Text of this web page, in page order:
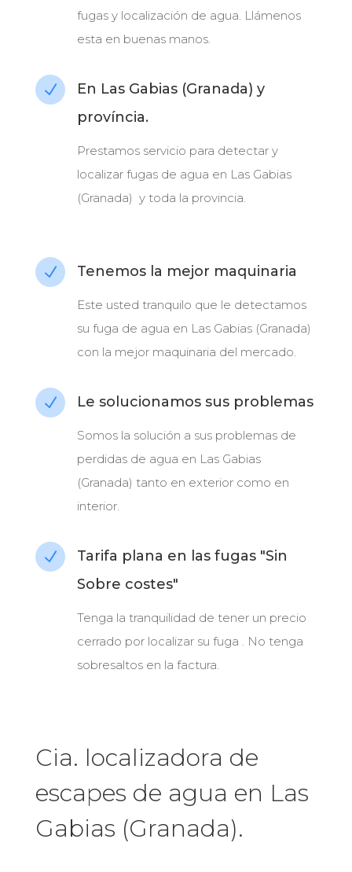
fugas y localización de agua. Llámenos
esta en buenas manos.
N
En Las Gabias (Granada) y
província.
Prestamos servicio para detectar y
localizar fugas de agua en Las Gabias
(Granada) y toda la provincia.
N Tenemos la mejor maquinaria
Este usted tranquilo que le detectamos
su fuga de agua en Las Gabias (Granada)
con la mejor maquinaria del mercado.
N Le solucionamos sus problemas
Somos la solución a sus problemas de
perdidas de agua en Las Gabias
(Granada) tanto en exterior como en
interior.
N
Tarifa plana en las fugas "Sin
Sobre costes"
Tenga la tranquilidad de tener un precio
cerrado por localizar su fuga . No tenga
sobresaltos en la factura.
Cia. localizadora de
escapes de agua en Las
Gabias (Granada).